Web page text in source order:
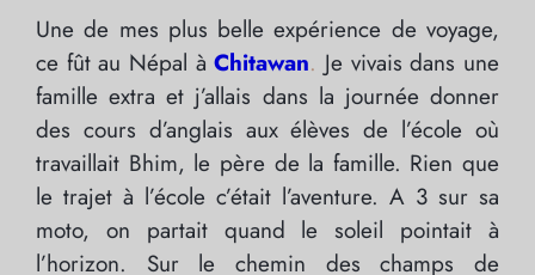
Une de mes plus belle expérience de voyage,
ce fût au Népal àChitawan. Je vivais dans une
famille extra et j’allais dans la journée donner
des cours d’anglais aux élèves de l’école où
travaillait Bhim, le père de la famille. Rien que
le trajet à l’école c’était l’aventure. A 3 sur sa
moto, on partait quand le soleil pointait à
l’horizon. Sur le chemin des champs de